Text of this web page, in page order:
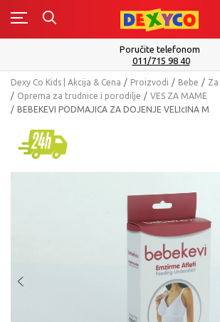
0
Poručite telefonom
011/715 98 40
Dexy Co Kids | Akcija & Cena Proizvodi Bebe
Oprema za trudnice i porodilje
VES ZA MAME
BEBEKEVI PODMAJICA ZA DOJENJE VELIcINA M